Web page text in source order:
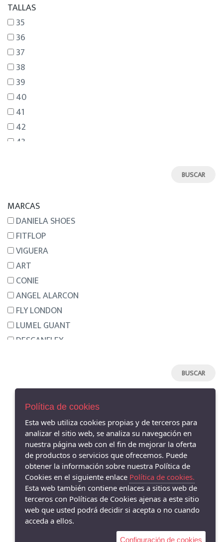
TALLAS
35
36
37
38
39
40
41
42
43
MARCAS
DANIELA SHOES
FITFLOP
VIGUERA
ART
CONIE
ANGEL ALARCON
FLY LONDON
LUMEL GUANT
DESCANFLEX
HANNIBAL LAGUNA
MENBUR
CLARA RUBIO
CALLAGHAN
AURELIAS
DRUCKER
GAIMO
PIESANTO
DANSI
AVISO LEGAL
POLÍTICA DE COOKIES
ENVÍOS Y DEVOLUCIONES
PAGO SEGURO
Política de cookies
Esta web utiliza cookies propias y de terceros para
analizar el sitio web, se analiza su navegación en
nuestra página web con el fin de mejorar la oferta
de productos o servicios que ofrecemos. Puede
obtener la información sobre nuestra Política de
Cookies en el siguiente enlace Política de cookies.
Esta web también contiene enlaces a sitios web de
terceros con Políticas de Cookies ajenas a este sitio
web que usted podrá decidir si acepta o no cuando
acceda a ellos.
Configuración de cookies